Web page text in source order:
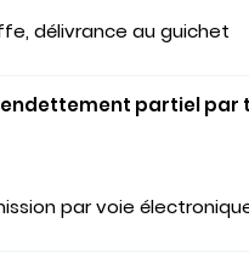
délivrance au guichet
partiel par
par voie